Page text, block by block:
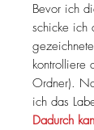
Bevor ich
schicke ich
kontrolliere
Ordner).
ich das
Dadurch